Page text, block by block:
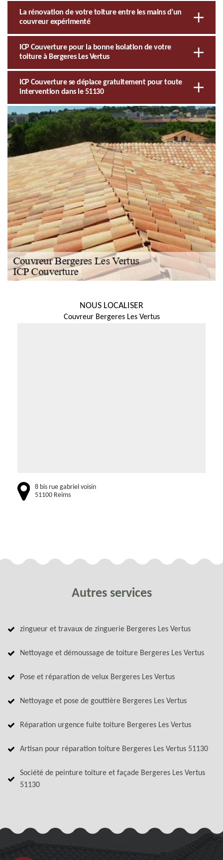
La rénovation de votre toiture entre les mains d’un
couvreur expérimenté
ICP Couverture pour la bonne isolation de votre
toiture à Bergeres Les Vertus
ICP Couverture se déplace gratuitement pour toute
intervention dans le 51130
NOUS LOCALISER
Couvreur Bergeres Les Vertus
8 bis rue gabriel voisin
51100 Reims
Autres services
zingueur et travaux de zinguerie Bergeres Les Vertus
Nettoyage et démoussage de toiture Bergeres Les Vertus
Pose et réparation de velux Bergeres Les Vertus
Nettoyage et pose de gouttière Bergeres Les Vertus
Réparation urgence fuite toiture Bergeres Les Vertus
Artisan pour réparation toiture Bergeres Les Vertus 51130
Société de peinture toiture et façade Bergeres Les Vertus
51130